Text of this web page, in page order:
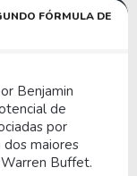
FÓRMULA DE
Benjamin
de
por
dos maiores
Buffet.